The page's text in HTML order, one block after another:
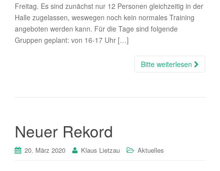
Freitag. Es sind zunächst nur 12 Personen gleichzeitig in der
Halle zugelassen, weswegen noch kein normales Training
angeboten werden kann. Für die Tage sind folgende
Gruppen geplant: von 16-17 Uhr […]
Bitte weiterlesen
Neuer Rekord
20. März 2020 Klaus Lietzau Aktuelles